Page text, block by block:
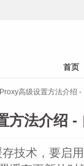
首页
高级设置方法介绍 -
方法介绍 -
术，要启用